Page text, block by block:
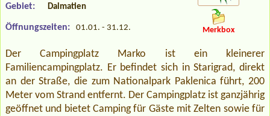
Gebiet: Dalmatien
Öffnungszeiten: 01.01. - 31.12. Merkbox
Der Campingplatz Marko ist ein kleinerer
Familiencampingplatz. Er befindet sich in Starigrad, direkt
an der Straße, die zum Nationalpark Paklenica führt, 200
Meter vom Strand entfernt. Der Campingplatz ist ganzjährig
geöffnet und bietet Camping für Gäste mit Zelten sowie für